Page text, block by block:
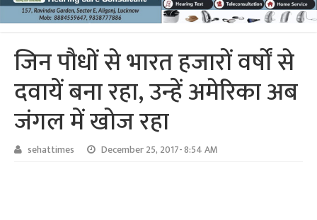
जिन पौधों से भारत हजारों वर्षों से
दवायें बना रहा, उन्‍हें अमेरिका अब
जंगल में खोज रहा
sehattimes December 25, 2017- 8:54 AM